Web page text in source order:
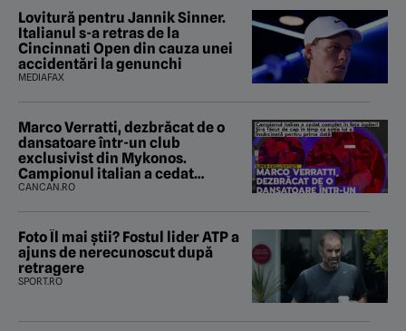
Lovitură pentru Jannik Sinner.
Italianul s-a retras de la
Cincinnati Open din cauza unei
accidentări la genunchi
MEDIAFAX
Marco Verratti, dezbrăcat de o
dansatoare într-un club
exclusivist din Mykonos.
Campionul italian a cedat
complet în fața ispitei!
CANCAN.RO
Foto Îl mai știi? Fostul lider ATP a
ajuns de nerecunoscut după
retragere
SPORT.RO